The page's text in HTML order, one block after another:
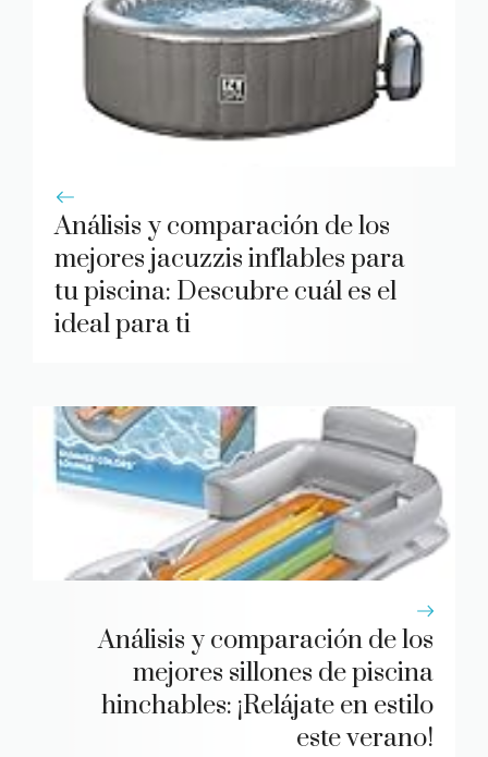
Análisis y comparación de los
mejores jacuzzis inflables para
tu piscina: Descubre cuál es el
ideal para ti
Análisis y comparación de los
mejores sillones de piscina
hinchables: ¡Relájate en estilo
este verano!